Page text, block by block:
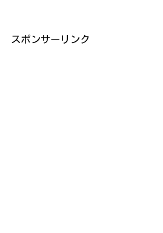
スポンサーリンク